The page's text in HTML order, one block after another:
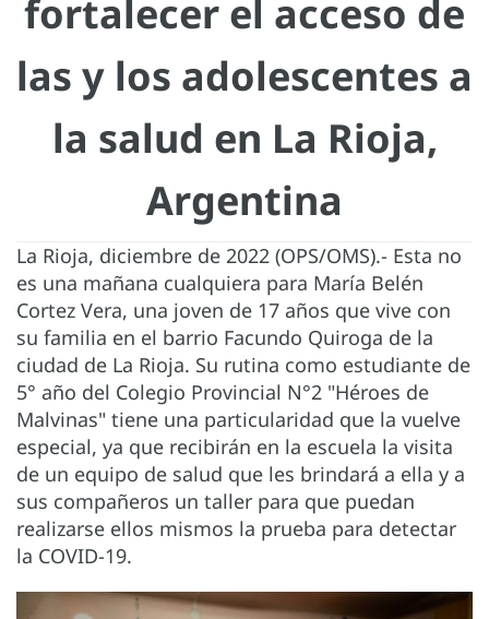
fortalecer el acceso de
las y los adolescentes a
la salud en La Rioja,
Argentina
La Rioja, diciembre de 2022 (OPS/OMS).- Esta no
es una mañana cualquiera para María Belén
Cortez Vera, una joven de 17 años que vive con
su familia en el barrio Facundo Quiroga de la
ciudad de La Rioja. Su rutina como estudiante de
5° año del Colegio Provincial N°2 "Héroes de
Malvinas" tiene una particularidad que la vuelve
especial, ya que recibirán en la escuela la visita
de un equipo de salud que les brindará a ella y a
sus compañeros un taller para que puedan
realizarse ellos mismos la prueba para detectar
la COVID-19.